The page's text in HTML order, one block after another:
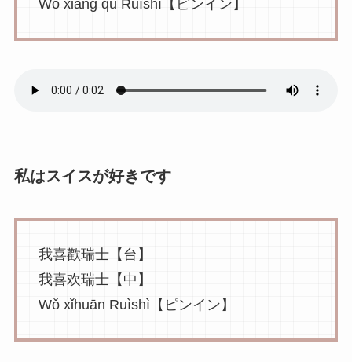
Wǒ xiǎng qù Ruìshì【ピンイン】
私はスイスが好きです
我喜歡瑞士【台】
我喜欢瑞士【中】
Wǒ xǐhuān Ruìshì【ピンイン】